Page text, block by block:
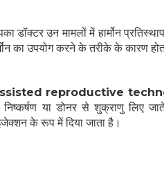
डॉक्टर उन मामलों में हार्मोन
का उपयोग करने के तरीके के कारण
reproductive
या डोनर से शुक्राणु लिए
के रूप में दिया जाता है।